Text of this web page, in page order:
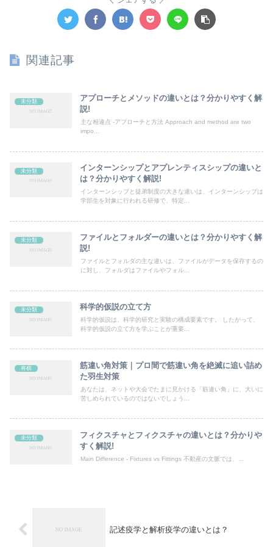
関連記事
未分類
アプローチとメソッドの違いとは？分かりやすく解
説!
主な相違点 -アプローチと方法 Approach and method are two
impo...
未分類
インターンシップとアプレンティスシップの違いと
は？分かりやすく解説!
インターンシップと徒弟制度の大きな違いは、インターンシップは
学部生を対象に行われる研修で、特定...
未分類
ファイルとフォルダーの違いとは？分かりやすく解
説!
ファイルとフォルダの主な違いは、ファイルがデータを保存するの
に対し、フォルダはファイルやフォル...
未分類 科学的仮説の立て方
科学的仮説は、科学的研究と実験の構成要素です。 したがって、
科学的仮説の立て方を学ぶことが重要...
将棋
筋違い角対策｜プロ間で筋違い角を絶滅に追い詰め
た羽生対策
あなたは、ネットや大会でたまに見かける「筋違い角」に、大いに
苦しめられているのではないでしょう...
未分類
フィクスチャとフィクスチャの違いとは？分かりや
すく解説!
Main Difference - Fixtures vs Fittings 不動産の文脈では、...
記述疫学と解析疫学の違いとは？